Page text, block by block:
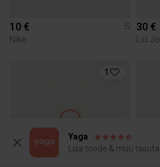
10 €
S
Nike
30 €
Liu Jo
1
Yaga
Lisa toode & müü tasuta